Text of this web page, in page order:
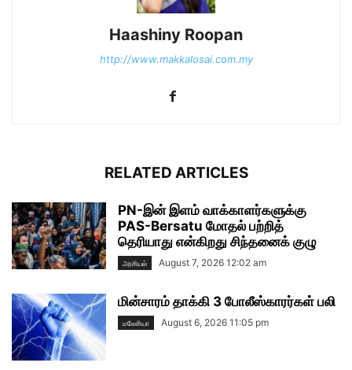
Haashiny Roopan
http://www.makkalosai.com.my
RELATED ARTICLES
PN-இன் இளம் வாக்காளர்களுக்கு
PAS-Bersatu மோதல் பற்றித்
தெரியாது என்கிறது சிந்தனைக் குழு
அரசியல் August 7, 2026 12:02 am
மின்சாரம் தாக்கி 3 போலீஸ்காரர்கள் பலி
மலேசியா August 6, 2026 11:05 pm